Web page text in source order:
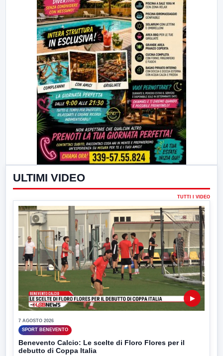
ULTIMI VIDEO
TUTTI I VIDEO
▶
7 AGOSTO 2026
SPORT BENEVENTO
Benevento Calcio: Le scelte di Floro Flores per il
debutto di Coppa Italia